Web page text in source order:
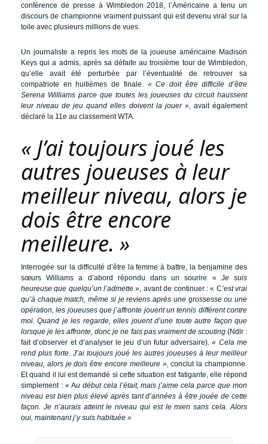
conférence de presse à Wimbledon 2018, l’Américaine a tenu un
discours de championne vraiment puissant qui est devenu viral sur la
toile avec plusieurs millions de vues.
Un journaliste a repris les mots de la joueuse américaine Madison
Keys qui a admis, après sa défaite au troisième tour de Wimbledon,
qu’elle avait été perturbée par l’éventualité de retrouver sa
compatriote en huitièmes de finale. « Ce doit être difficile d’être
Serena Williams parce que toutes les joueuses du circuit haussent
leur niveau de jeu quand elles doivent la jouer», avait également
déclaré la 11e au classement WTA.
« J’ai toujours joué les
autres joueuses à leur
meilleur niveau, alors je
dois être encore
meilleure. »
Interrogée sur la difficulté d’être la femme à battre, la benjamine des
sœurs Williams a d’abord répondu dans un sourire « Je suis
heureuse que quelqu’un l’admette », avant de continuer : « C’est vrai
qu’à chaque match, même si je reviens après une grossesse ou une
opération, les joueuses que j’affronte jouent un tennis différent contre
moi. Quand je les regarde, elles jouent d’une toute autre façon que
lorsque je les affronte, donc je ne fais pas vraiment de scouting (Ndlr :
fait d’observer et d’analyser le jeu d’un futur adversaire).« Cela me
rend plus forte. J’ai toujours joué les autres joueuses à leur meilleur
niveau, alors je dois être encore meilleure »,conclut la championne.
Et quand il lui est demandé si cette situation est fatigante, elle répond
simplement : « Au début cela l’était, mais j’aime cela parce que mon
niveau est bien plus élevé après tant d’années à être jouée de cette
façon. Je n’aurais atteint le niveau qui est le mien sans cela. Alors
oui, maintenant j’y suis habituée »